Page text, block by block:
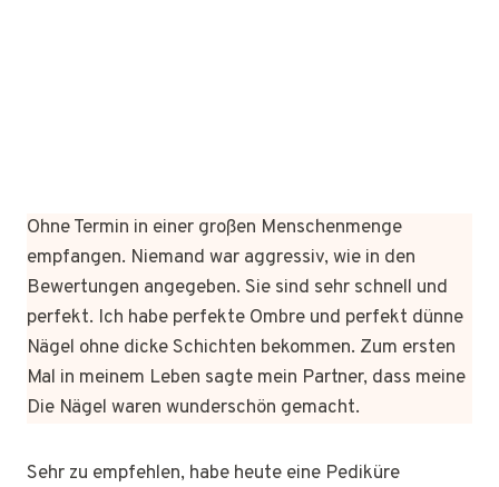
Ohne Termin in einer großen Menschenmenge
empfangen. Niemand war aggressiv, wie in den
Bewertungen angegeben. Sie sind sehr schnell und
perfekt. Ich habe perfekte Ombre und perfekt dünne
Nägel ohne dicke Schichten bekommen. Zum ersten
Mal in meinem Leben sagte mein Partner, dass meine
Die Nägel waren wunderschön gemacht.
Sehr zu empfehlen, habe heute eine Pediküre